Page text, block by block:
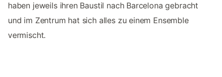
haben jeweils ihren Baustil nach Barcelona gebracht
und im Zentrum hat sich alles zu einem Ensemble
vermischt.